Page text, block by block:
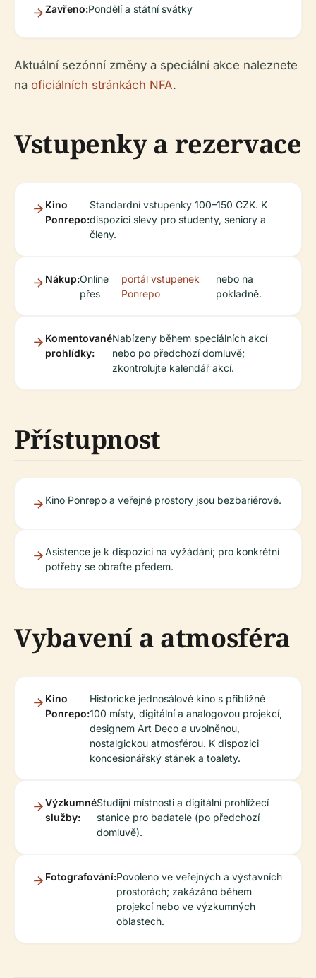
Zavřeno:Pondělí a státní svátky
Aktuální sezónní změny a speciální akce naleznete
na oficiálních stránkách NFA.
Vstupenky a rezervace
Kino
Ponrepo:
Standardní vstupenky 100–150 CZK. K
dispozici slevy pro studenty, seniory a
členy.
Nákup:Online
přes
portál vstupenek
Ponrepo
nebo na
pokladně.
Komentované
prohlídky:
Nabízeny během speciálních akcí
nebo po předchozí domluvě;
zkontrolujte kalendář akcí.
Přístupnost
Kino Ponrepo a veřejné prostory jsou bezbariérové.
Asistence je k dispozici na vyžádání; pro konkrétní
potřeby se obraťte předem.
Vybavení a atmosféra
Kino
Ponrepo:
Historické jednosálové kino s přibližně
100 místy, digitální a analogovou projekcí,
designem Art Deco a uvolněnou,
nostalgickou atmosférou. K dispozici
koncesionářský stánek a toalety.
Výzkumné
služby:
Studijní místnosti a digitální prohlížecí
stanice pro badatele (po předchozí
domluvě).
Fotografování:Povoleno ve veřejných a výstavních
prostorách; zakázáno během
projekcí nebo ve výzkumných
oblastech.